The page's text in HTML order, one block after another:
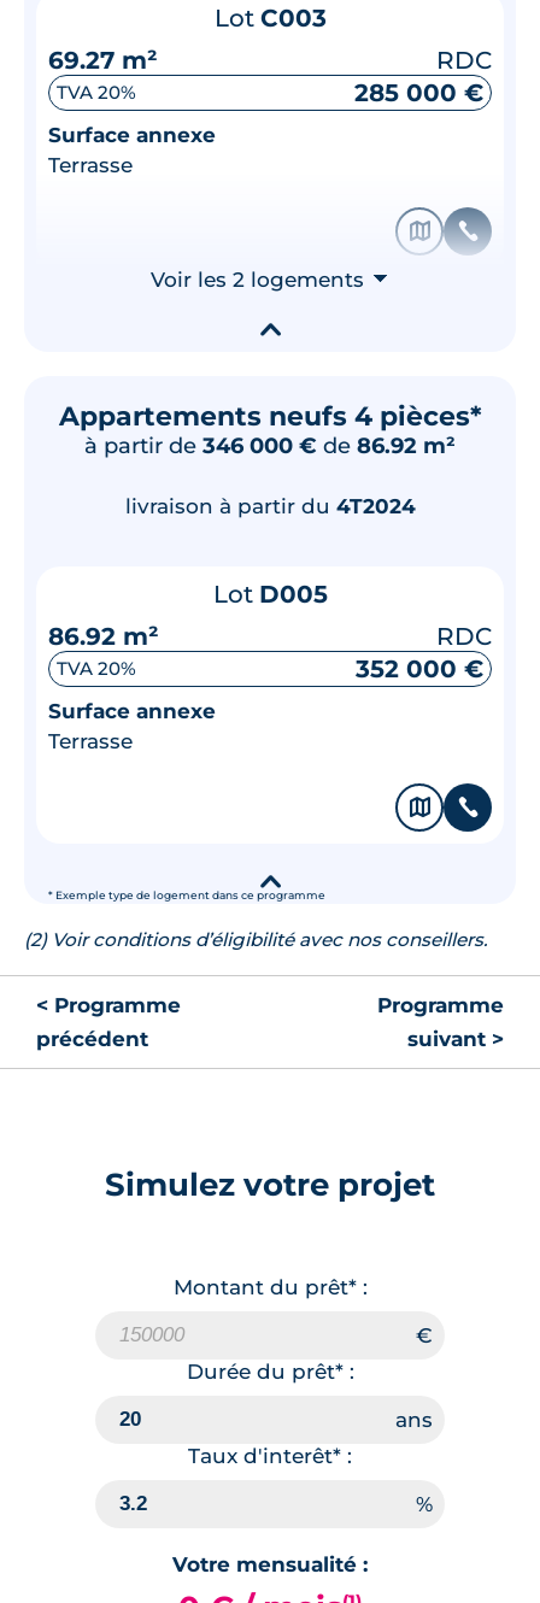
Lot C003
69.27 m²
RDC
TVA 20% 285 000 €
Surface annexe
Terrasse
🗞 📞
Voir les 2 logements ⮟
▾
Appartements neufs 4 pièces*
à partir de 346 000 € de 86.92 m²
* Exemple type de logement dans ce programme
livraison à partir du 4T2024
Lot D005
86.92 m²
RDC
TVA 20% 352 000 €
Surface annexe
Terrasse
🗞 📞
▾
(2) Voir conditions d’éligibilité avec nos conseillers.
< Programme
précédent
Programme
suivant >
Simulez votre projet
Montant du prêt* :
Durée du prêt* :
Taux d'interêt* :
Votre mensualité :